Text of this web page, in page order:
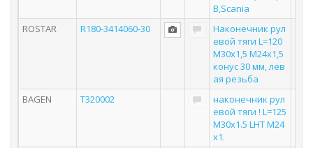
B,Scania
ROSTAR
R180-3414060-30
Наконечник рул
евой тяги L=120
M30x1,5 M24x1,5
конус 30 мм, лев
ая резьба
BAGEN
T320002
наконечник рул
евой тяги ! L=125
M30x1.5 LHT M24
x1.